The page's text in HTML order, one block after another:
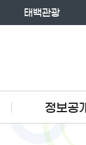
태백관광
정보공